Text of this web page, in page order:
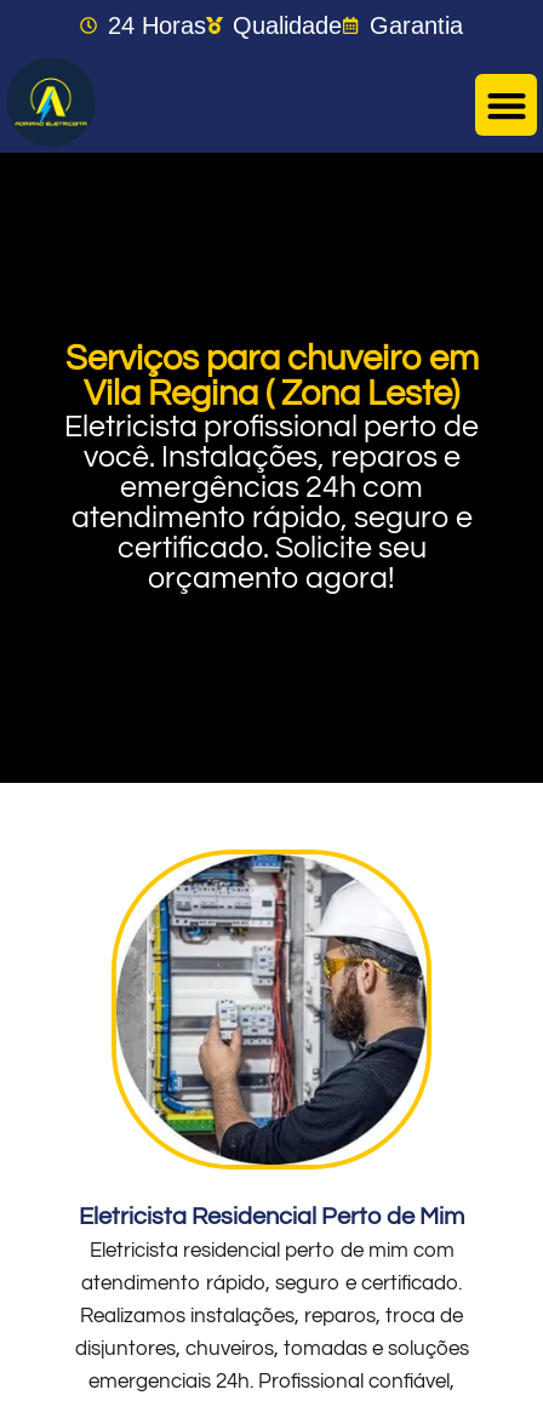
24 Horas Qualidade Garantia
Serviços para chuveiro em
Vila Regina ( Zona Leste)
Eletricista profissional perto de
você. Instalações, reparos e
emergências 24h com
atendimento rápido, seguro e
certificado. Solicite seu
orçamento agora!
Eletricista Residencial Perto de Mim
Eletricista residencial perto de mim com
atendimento rápido, seguro e certificado.
Realizamos instalações, reparos, troca de
disjuntores, chuveiros, tomadas e soluções
emergenciais 24h. Profissional confiável,